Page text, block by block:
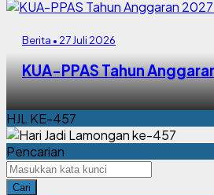
Berita • 27 Juli 2026
KUA-PPAS Tahun
HJL KE-457
Pencarian
Cari